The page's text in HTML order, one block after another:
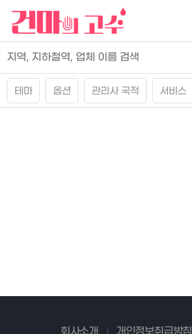
테마 옵션 관리사 국적 서비스
회사소개 개인정보취급방침